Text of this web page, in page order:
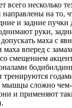
всего несколько
на то,
и задние
руки,
маха с
маха вперед с
смещением
мышцы сложно
и применяют